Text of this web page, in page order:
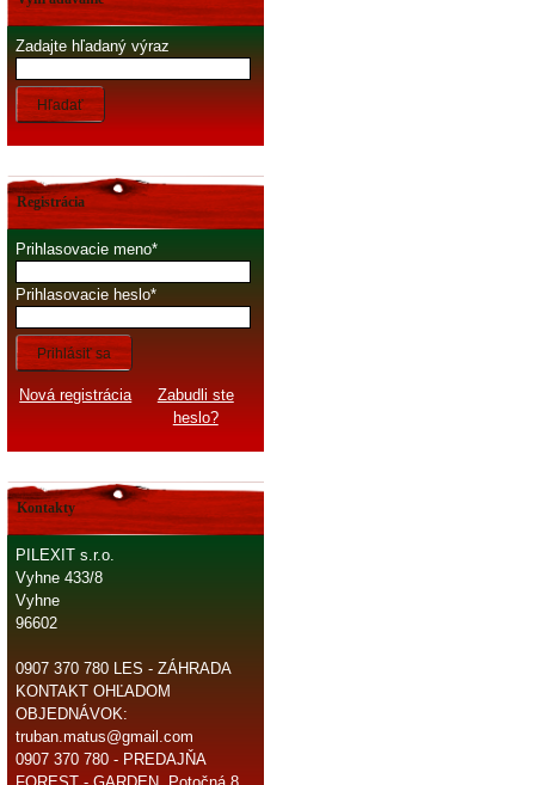
Zadajte hľadaný výraz
Hľadať
Registrácia
Prihlasovacie meno
Prihlasovacie heslo
Prihlásiť sa
Nová registrácia
Zabudli ste
heslo?
Kontakty
PILEXIT s.r.o.
Vyhne 433/8
Vyhne
96602
0907 370 780 LES - ZÁHRADA
KONTAKT OHĽADOM
OBJEDNÁVOK:
truban.matus@gmail.com
0907 370 780 - PREDAJŇA